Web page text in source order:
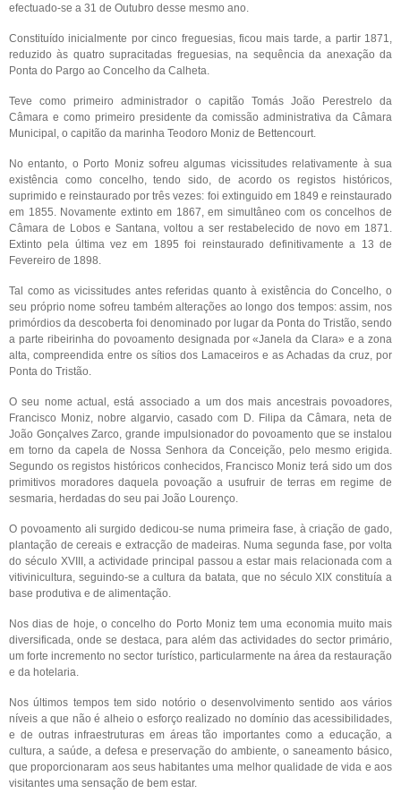
efectuado-se a 31 de Outubro desse mesmo ano.
Constituído inicialmente por cinco freguesias, ficou mais tarde, a partir 1871,
reduzido às quatro supracitadas freguesias, na sequência da anexação da
Ponta do Pargo ao Concelho da Calheta.
Teve como primeiro administrador o capitão Tomás João Perestrelo da
Câmara e como primeiro presidente da comissão administrativa da Câmara
Municipal, o capitão da marinha Teodoro Moniz de Bettencourt.
No entanto, o Porto Moniz sofreu algumas vicissitudes relativamente à sua
existência como concelho, tendo sido, de acordo os registos históricos,
suprimido e reinstaurado por três vezes: foi extinguido em 1849 e reinstaurado
em 1855. Novamente extinto em 1867, em simultâneo com os concelhos de
Câmara de Lobos e Santana, voltou a ser restabelecido de novo em 1871.
Extinto pela última vez em 1895 foi reinstaurado definitivamente a 13 de
Fevereiro de 1898.
Tal como as vicissitudes antes referidas quanto à existência do Concelho, o
seu próprio nome sofreu também alterações ao longo dos tempos: assim, nos
primórdios da descoberta foi denominado por lugar da Ponta do Tristão, sendo
a parte ribeirinha do povoamento designada por «Janela da Clara» e a zona
alta, compreendida entre os sítios dos Lamaceiros e as Achadas da cruz, por
Ponta do Tristão.
O seu nome actual, está associado a um dos mais ancestrais povoadores,
Francisco Moniz, nobre algarvio, casado com D. Filipa da Câmara, neta de
João Gonçalves Zarco, grande impulsionador do povoamento que se instalou
em torno da capela de Nossa Senhora da Conceição, pelo mesmo erigida.
Segundo os registos históricos conhecidos, Francisco Moniz terá sido um dos
primitivos moradores daquela povoação a usufruir de terras em regime de
sesmaria, herdadas do seu pai João Lourenço.
O povoamento ali surgido dedicou-se numa primeira fase, à criação de gado,
plantação de cereais e extracção de madeiras. Numa segunda fase, por volta
do século XVIII, a actividade principal passou a estar mais relacionada com a
vitivinicultura, seguindo-se a cultura da batata, que no século XIX constituía a
base produtiva e de alimentação.
Nos dias de hoje, o concelho do Porto Moniz tem uma economia muito mais
diversificada, onde se destaca, para além das actividades do sector primário,
um forte incremento no sector turístico, particularmente na área da restauração
e da hotelaria.
Nos últimos tempos tem sido notório o desenvolvimento sentido aos vários
níveis a que não é alheio o esforço realizado no domínio das acessibilidades,
e de outras infraestruturas em áreas tão importantes como a educação, a
cultura, a saúde, a defesa e preservação do ambiente, o saneamento básico,
que proporcionaram aos seus habitantes uma melhor qualidade de vida e aos
visitantes uma sensação de bem estar.